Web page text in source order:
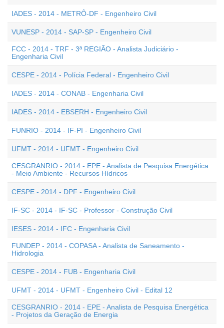
IADES - 2014 - METRÔ-DF - Engenheiro Civil
VUNESP - 2014 - SAP-SP - Engenheiro Civil
FCC - 2014 - TRF - 3ª REGIÃO - Analista Judiciário -
Engenharia Civil
CESPE - 2014 - Polícia Federal - Engenheiro Civil
IADES - 2014 - CONAB - Engenharia Civil
IADES - 2014 - EBSERH - Engenheiro Civil
FUNRIO - 2014 - IF-PI - Engenheiro Civil
UFMT - 2014 - UFMT - Engenheiro Civil
CESGRANRIO - 2014 - EPE - Analista de Pesquisa Energética
- Meio Ambiente - Recursos Hídricos
CESPE - 2014 - DPF - Engenheiro Civil
IF-SC - 2014 - IF-SC - Professor - Construção Civil
IESES - 2014 - IFC - Engenharia Civil
FUNDEP - 2014 - COPASA - Analista de Saneamento -
Hidrologia
CESPE - 2014 - FUB - Engenharia Civil
UFMT - 2014 - UFMT - Engenheiro Civil - Edital 12
CESGRANRIO - 2014 - EPE - Analista de Pesquisa Energética
- Projetos da Geração de Energia